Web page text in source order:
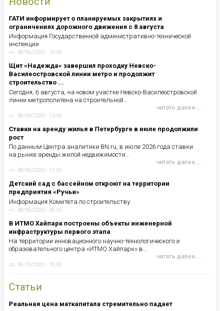
ГАТИ информирует о планируемых закрытиях и
ограничениях дорожного движения с 8 августа
Информация Государственной административно-технической
инспекции
чт, 08/06/2026 - 18:00
Щит «Надежда» завершил проходку Невско-
Василеостровской линии метро и продолжит
строительство ...
Сегодня, 6 августа, на новом участке Невско-Василеостровской
линии метрополитена на строительной…
читать далее...
чт, 08/06/2026 - 15:00
Ставки на аренду жилья в Петербурге в июле продолжили
рост
По данным Центра аналитики BN.ru, в июле 2026 года ставки
на рынке аренды жилой недвижимости…
читать далее...
чт, 08/06/2026 - 12:00
Детский сад с бассейном откроют на территории
предприятия «Ручьи»
Информация Комитета по строительству
чт, 08/06/2026 - 09:00
В ИТМО Хайпарк построены объекты инженерной
инфраструктуры первого этапа
На территории инновационного научно-технологического и
образовательного центра «ИТМО Хайпарк» в…
читать далее...
ср, 08/05/2026 - 18:00
Статьи
Реальная цена маткапитала стремительно падает